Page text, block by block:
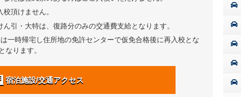
頂けません。
引・大特は、復路分のみの交通費支給となります。
一時帰宅し住所地の免許センターで仮免合格後に再入校とな
なります。
宿泊施設/交通アクセス